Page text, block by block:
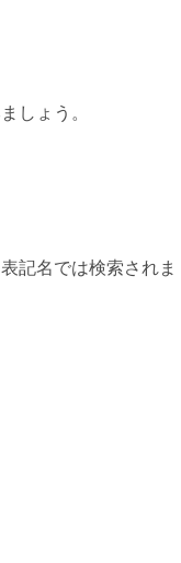
しょう。
記名では検索されま